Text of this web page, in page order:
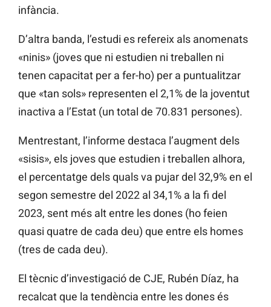
infància.
D’altra banda, l’estudi es refereix als anomenats
«ninis» (joves que ni estudien ni treballen ni
tenen capacitat per a fer-ho) per a puntualitzar
que «tan sols» representen el 2,1% de la joventut
inactiva a l’Estat (un total de 70.831 persones).
Mentrestant, l’informe destaca l’augment dels
«sisis», els joves que estudien i treballen alhora,
el percentatge dels quals va pujar del 32,9% en el
segon semestre del 2022 al 34,1% a la fi del
2023, sent més alt entre les dones (ho feien
quasi quatre de cada deu) que entre els homes
(tres de cada deu).
El tècnic d’investigació de CJE, Rubén Díaz, ha
recalcat que la tendència entre les dones és